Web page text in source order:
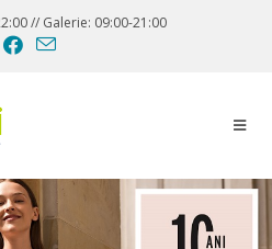
// Galerie: 09:00-21:00